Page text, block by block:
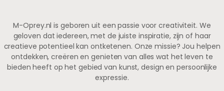
M-Oprey.nl is geboren uit een passie voor creativiteit. We
geloven dat iedereen, met de juiste inspiratie, zijn of haar
creatieve potentieel kan ontketenen. Onze missie? Jou helpen
ontdekken, creëren en genieten van alles wat het leven te
bieden heeft op het gebied van kunst, design en persoonlijke
expressie.